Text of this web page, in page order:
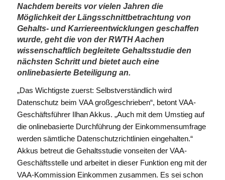
Nachdem bereits vor vielen Jahren die
Möglichkeit der Längsschnittbetrachtung von
Gehalts- und Karriereentwicklungen geschaffen
wurde, geht die von der RWTH Aachen
wissenschaftlich begleitete Gehaltsstudie den
nächsten Schritt und bietet auch eine
onlinebasierte Beteiligung an.
„Das Wichtigste zuerst: Selbstverständlich wird
Datenschutz beim VAA großgeschrieben“, betont VAA-
Geschäftsführer Ilhan Akkus. „Auch mit dem Umstieg auf
die onlinebasierte Durchführung der Einkommensumfrage
werden sämtliche Datenschutzrichtlinien eingehalten.“
Akkus betreut die Gehaltsstudie vonseiten der VAA-
Geschäftsstelle und arbeitet in dieser Funktion eng mit der
VAA-Kommission Einkommen zusammen. Es sei schon